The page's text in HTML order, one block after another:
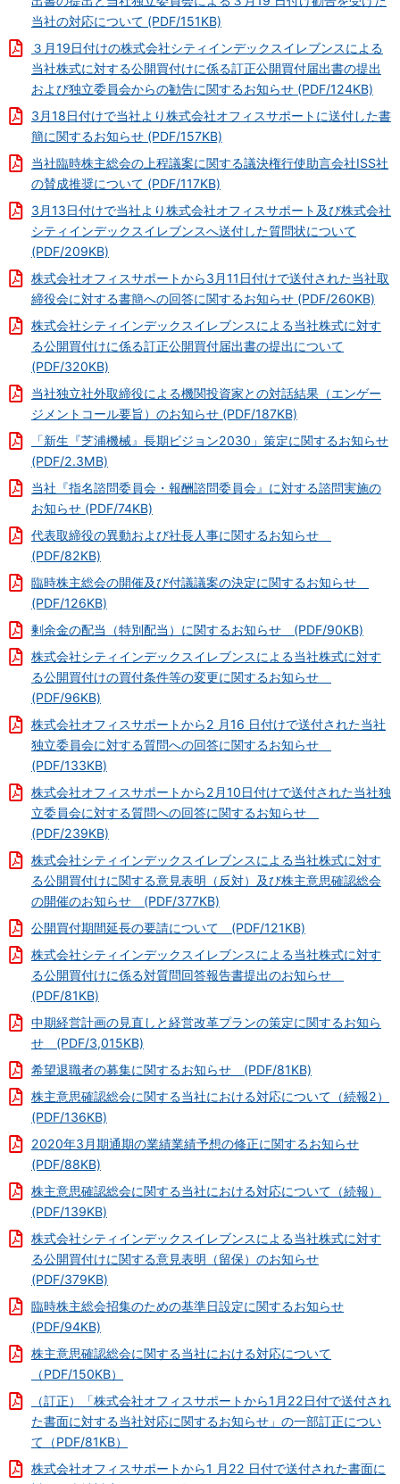
当社の対応について (PDF/151KB)
３月19日付けの株式会社シティインデックスイレブンスによる
当社株式に対する公開買付けに係る訂正公開買付届出書の提出
および独立委員会からの勧告に関するお知らせ (PDF/124KB)
3月18日付けで当社より株式会社オフィスサポートに送付した書
簡に関するお知らせ (PDF/157KB)
当社臨時株主総会の上程議案に関する議決権行使助言会社ISS社
の賛成推奨について (PDF/117KB)
3月13日付けで当社より株式会社オフィスサポート及び株式会社
シティインデックスイレブンスへ送付した質問状について
(PDF/209KB)
株式会社オフィスサポートから3月11日付けで送付された当社取
締役会に対する書簡への回答に関するお知らせ (PDF/260KB)
株式会社シティインデックスイレブンスによる当社株式に対す
る公開買付けに係る訂正公開買付届出書の提出について
(PDF/320KB)
当社独立社外取締役による機関投資家との対話結果（エンゲー
ジメントコール要旨）のお知らせ (PDF/187KB)
「新生『芝浦機械』長期ビジョン2030」策定に関するお知らせ
(PDF/2.3MB)
当社『指名諮問委員会・報酬諮問委員会』に対する諮問実施の
お知らせ (PDF/74KB)
代表取締役の異動および社長人事に関するお知らせ
(PDF/82KB)
臨時株主総会の開催及び付議議案の決定に関するお知らせ
(PDF/126KB)
剰余金の配当（特別配当）に関するお知らせ (PDF/90KB)
株式会社シティインデックスイレブンスによる当社株式に対す
る公開買付けの買付条件等の変更に関するお知らせ
(PDF/96KB)
株式会社オフィスサポートから2 月16 日付けで送付された当社
独立委員会に対する質問への回答に関するお知らせ
(PDF/133KB)
株式会社オフィスサポートから2月10日付けで送付された当社独
立委員会に対する質問への回答に関するお知らせ
(PDF/239KB)
株式会社シティインデックスイレブンスによる当社株式に対す
る公開買付けに関する意見表明（反対）及び株主意思確認総会
の開催のお知らせ (PDF/377KB)
公開買付期間延長の要請について (PDF/121KB)
株式会社シティインデックスイレブンスによる当社株式に対す
る公開買付けに係る対質問回答報告書提出のお知らせ
(PDF/81KB)
中期経営計画の見直しと経営改革プランの策定に関するお知ら
せ (PDF/3,015KB)
希望退職者の募集に関するお知らせ (PDF/81KB)
株主意思確認総会に関する当社における対応について（続報2）
(PDF/136KB)
2020年3月期通期の業績業績予想の修正に関するお知らせ
(PDF/88KB)
株主意思確認総会に関する当社における対応について（続報）
(PDF/139KB)
株式会社シティインデックスイレブンスによる当社株式に対す
る公開買付けに関する意見表明（留保）のお知らせ
(PDF/379KB)
臨時株主総会招集のための基準日設定に関するお知らせ
(PDF/94KB)
株主意思確認総会に関する当社における対応について
（PDF/150KB）
（訂正）「株式会社オフィスサポートから1月22日付で送付され
た書面に対する当社対応に関するお知らせ」の一部訂正につい
て（PDF/81KB）
株式会社オフィスサポートから1 月22 日付で送付された書面に